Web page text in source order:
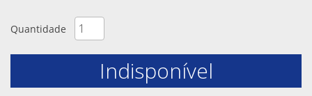
Quantidade
Indisponível